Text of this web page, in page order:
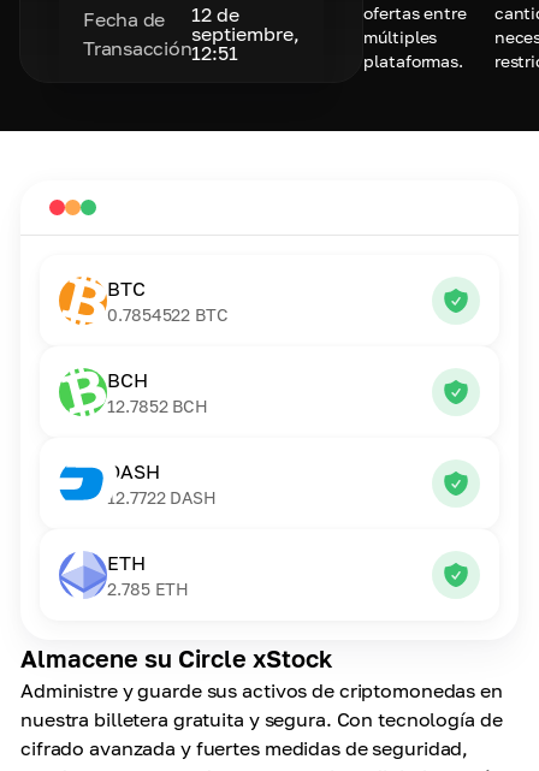
Fecha de
Transacción
12 de
septiembre,
12:51
ofertas entre
múltiples
plataformas.
Almacene su Circle xStock
Administre y guarde sus activos de criptomonedas en
nuestra billetera gratuita y segura. Con tecnología de
cifrado avanzada y fuertes medidas de seguridad,
BTC
0.7854522 BTC
BCH
12.7852 BCH
DASH
12.7722 DASH
ETH
2.785 ETH